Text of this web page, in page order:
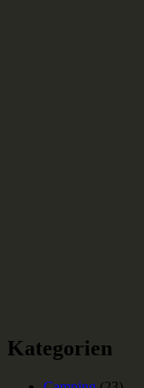
Kategorien